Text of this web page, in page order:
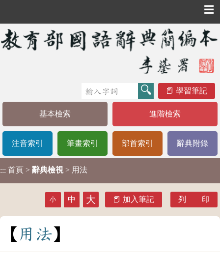
☰
學習筆記
基本檢索 進階檢索
注音索引 筆畫索引 部首索引 辭典附錄
::: 首頁 > 辭典檢視 > 用法
小 中 大 加入筆記 列 印
用 法